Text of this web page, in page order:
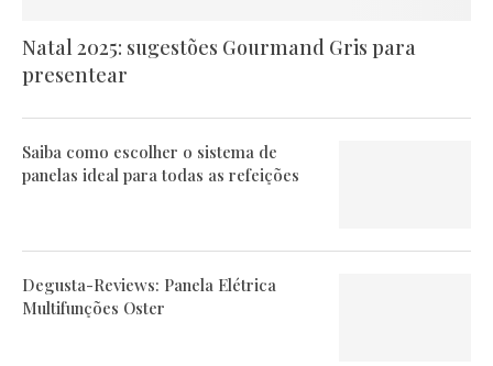
Natal 2025: sugestões Gourmand Gris para
presentear
Saiba como escolher o sistema de
panelas ideal para todas as refeições
Degusta-Reviews: Panela Elétrica
Multifunções Oster